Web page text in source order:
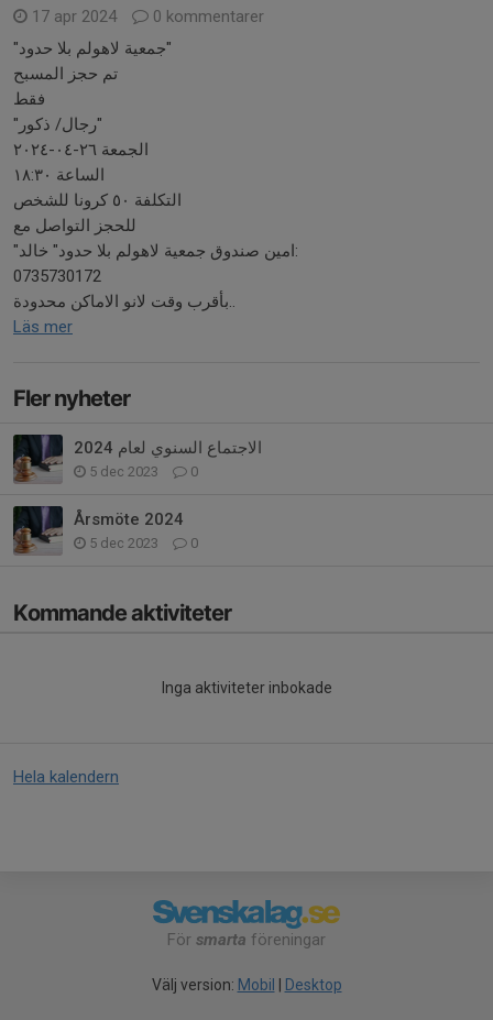
17 apr 2024
0 kommentarer
"جمعية لاهولم بلا حدود"
تم حجز المسبح
فقط
"رجال/ ذكور"
الجمعة ٢٦-٠٤-٢٠٢٤
الساعة ١٨:٣٠
التكلفة ٥٠ كرونا للشخص
للحجز التواصل مع
"امين صندوق جمعية لاهولم بلا حدود" خالد:
0735730172
بأقرب وقت لانو الاماكن محدودة..
Läs mer
Fler nyheter
الاجتماع السنوي لعام 2024
5 dec 2023 0
Årsmöte 2024
5 dec 2023 0
Kommande aktiviteter
Inga aktiviteter inbokade
Hela kalendern
För smarta föreningar
Välj version: Mobil Desktop